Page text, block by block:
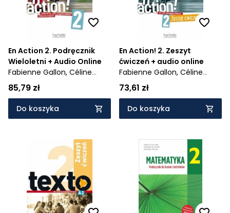
En Action 2. Podręcznik
Wieloletni + Audio Online
Fabienne Gallon, Céline
Himber
85,79 zł
Do koszyka
En Action! 2. Zeszyt
ćwiczeń + audio online
Fabienne Gallon, Céline
Himber
73,61 zł
Do koszyka